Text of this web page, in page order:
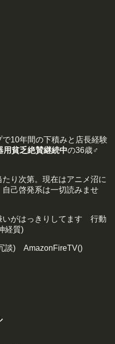
10年間の下積みと店長経験
用貧乏絶賛継続中の36歳♂
り次第。現在はアニメ沼に
己啓発系は一切読みませ
がはっきりしてます 行動
経質)
談) AmazonFireTV()